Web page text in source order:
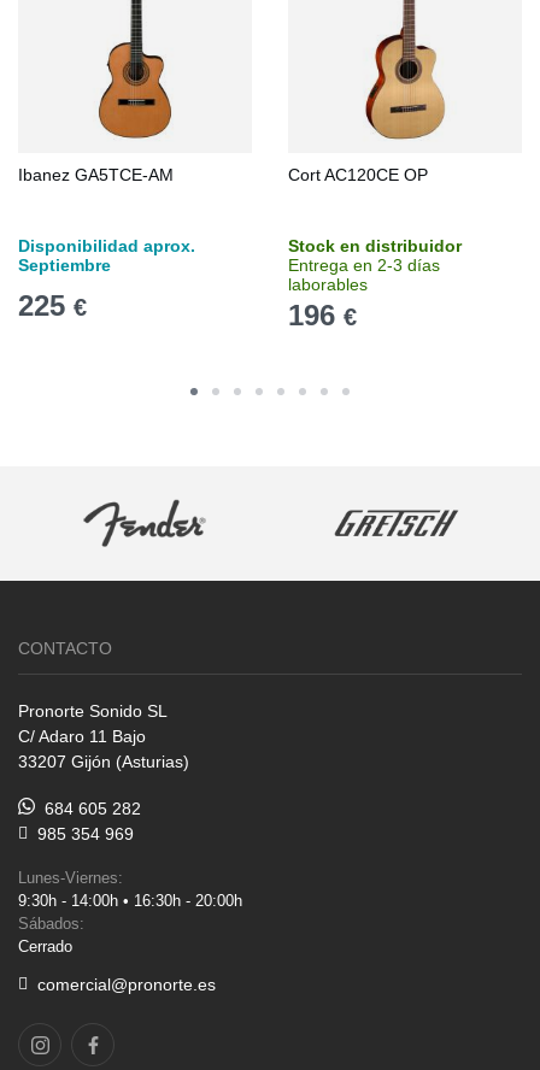
Ibanez GA5TCE-AM
Disponibilidad aprox.
Septiembre
225 €
Cort AC120CE OP
Stock en distribuidor
Entrega en 2-3 días
laborables
196 €
CONTACTO
Pronorte Sonido SL
C/ Adaro 11 Bajo
33207 Gijón (Asturias)
684 605 282
985 354 969
Lunes-Viernes:
9:30h - 14:00h • 16:30h - 20:00h
Sábados:
Cerrado
comercial@pronorte.es